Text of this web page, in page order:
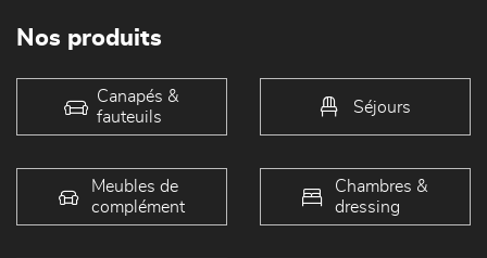
Nos produits
Canapés &
fauteuils
Séjours
Meubles de
complément
Chambres &
dressing